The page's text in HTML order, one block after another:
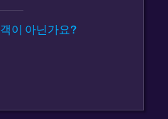
이 아닌가요?